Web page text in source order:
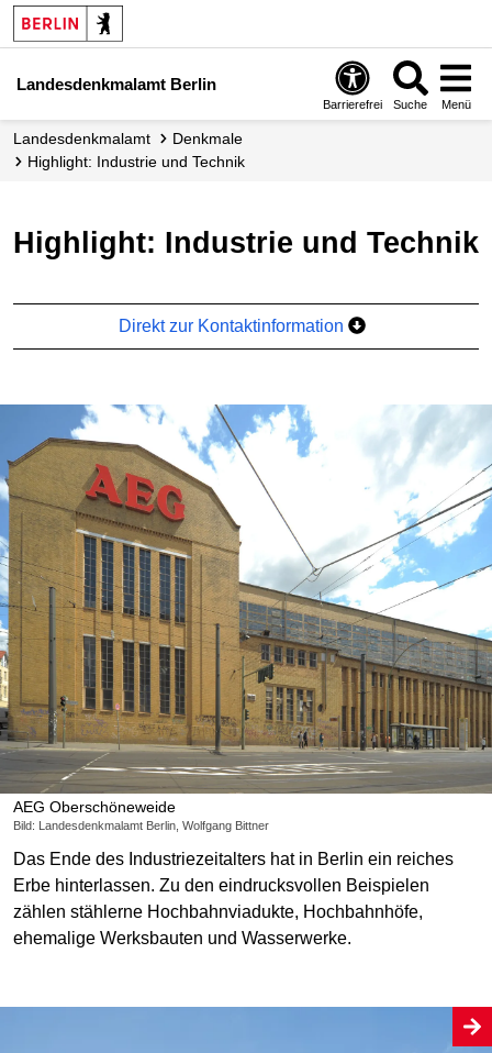
Landesdenkmalamt Berlin
Barrierefrei Suche Menü
Landesdenkmalamt
Denkmale
Highlight: Industrie und Technik
Highlight: Industrie und Technik
Direkt zur Kontaktinformation
AEG Oberschöneweide
Bild: Landesdenkmalamt Berlin, Wolfgang Bittner
Das Ende des Industriezeitalters hat in Berlin ein reiches
Erbe hinterlassen. Zu den eindrucksvollen Beispielen
zählen stählerne Hochbahnviadukte, Hochbahnhöfe,
ehemalige Werksbauten und Wasserwerke.